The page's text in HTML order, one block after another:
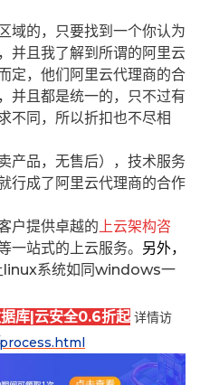
域的，只要找到一个你认为
并且我了解到所谓的阿里云
定，他们阿里云代理商的合
并且都是统一的，只不过有
不同，所以折扣也不尽相
产品，无售后），技术服务
行成了阿里云代理商的合作
户提供卓越的 上云架构咨
一站式的上云服务。 另外，
linux系统如同windows一
库|云安全0.6折起 详情访